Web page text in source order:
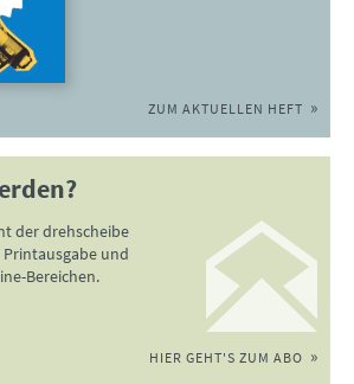
ZUM AKTUELLEN HEFT
der drehscheibe
und
Bereichen.
HIER GEHT'S ZUM ABO